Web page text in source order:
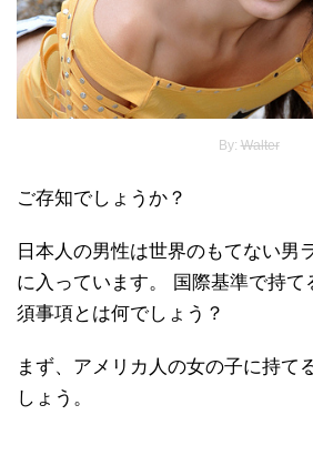
By:Walter
ご存知でしょうか？
日本人の男性は世界のもてない男
に入っています。 国際基準で持て
須事項とは何でしょう？
まず、アメリカ人の女の子に持て
しょう。